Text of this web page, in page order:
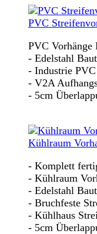
PVC
PVC
- Edelstahl
- Industrie
- V2A
- 5cm
Kühlraum
- Komplett
- Kühlraum
- Edelstahl
- Bruchfeste
- Kühlhaus
- 5cm